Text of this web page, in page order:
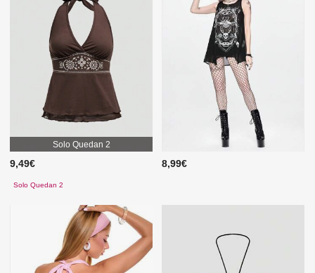
Solo Quedan 2
9,49€
Solo Quedan 2
8,99€